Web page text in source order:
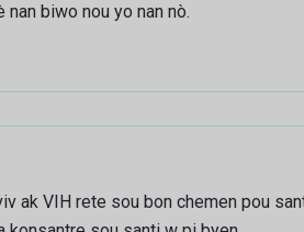
biwo nou yo nan nò.
ak VIH rete sou bon chemen pou